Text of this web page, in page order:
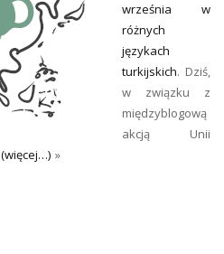
września w
różnych
językach
turkijskich. Dziś,
w związku z
międzyblogową
akcją Unii
(więcej…)